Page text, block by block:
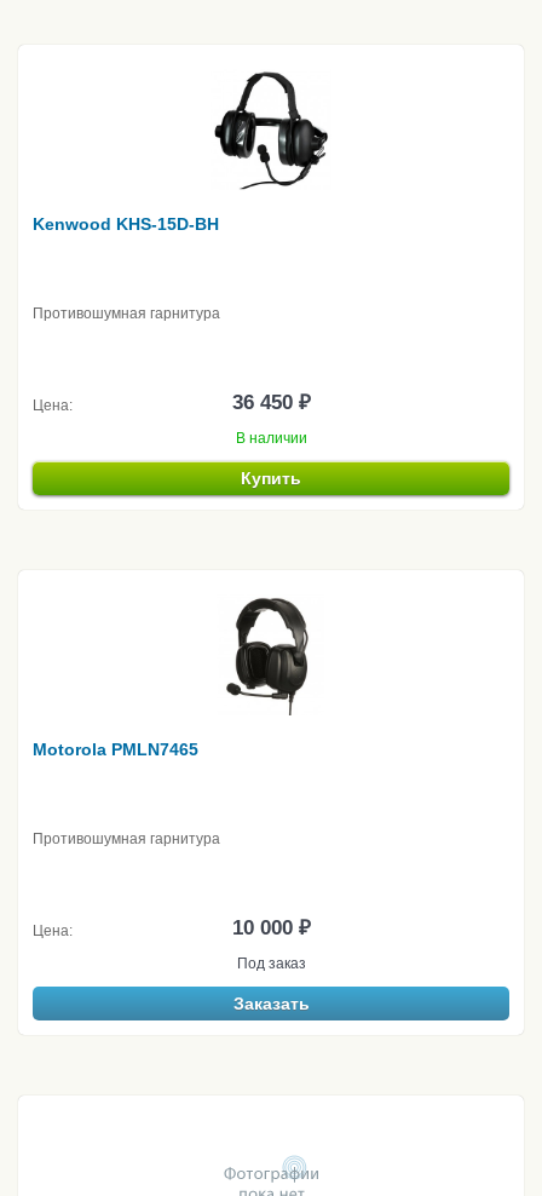
Kenwood KHS-15D-BH
Противошумная гарнитура
Цена: 36 450 ₽
В наличии
Купить
Motorola PMLN7465
Противошумная гарнитура
Цена: 10 000 ₽
Под заказ
Заказать